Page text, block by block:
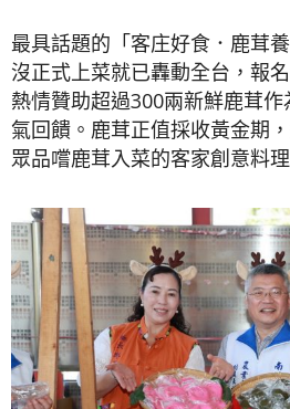
最具話題的「客庄好食．鹿茸
沒正式上菜就已轟動全台，報
熱情贊助超過300兩新鮮鹿茸
氣回饋。鹿茸正值採收黃金期
眾品嚐鹿茸入菜的客家創意料